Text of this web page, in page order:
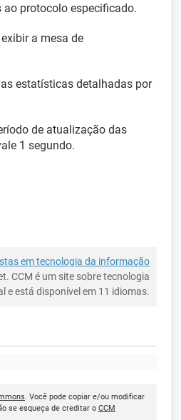
protocolo especificado.
a mesa de
estatísticas detalhadas por
de atualização das
1 segundo.
em tecnologia da informação
CCM é um site sobre tecnologia
e está disponível em 11 idiomas.
. Você pode copiar e/ou modificar
se esqueça de creditar o CCM